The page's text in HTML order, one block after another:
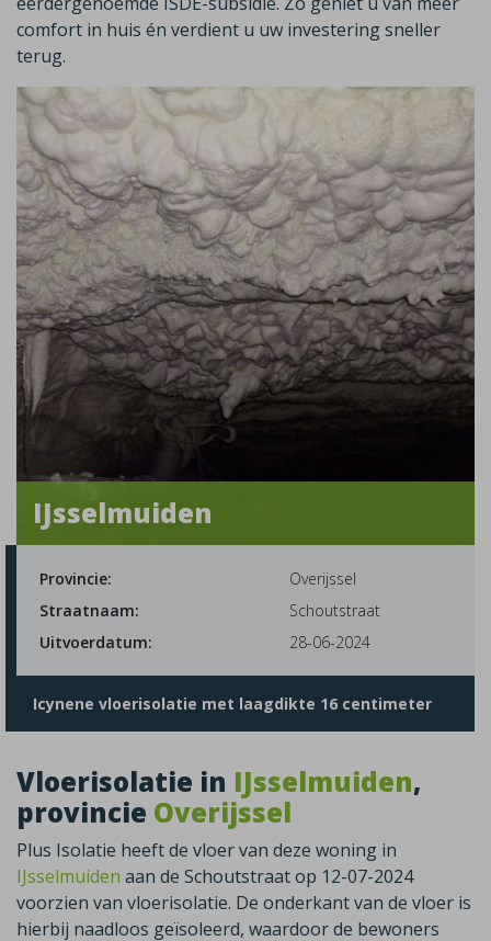
comfort in huis én verdient u uw investering sneller
terug.
IJsselmuiden
Provincie:
Overijssel
Straatnaam:
Schoutstraat
Uitvoerdatum:
28-06-2024
Icynene vloerisolatie met laagdikte 16 centimeter
Vloerisolatie in IJsselmuiden,
provincie Overijssel
Plus Isolatie heeft de vloer van deze woning in
IJsselmuiden aan de Schoutstraat op 12-07-2024
voorzien van vloerisolatie. De onderkant van de vloer is
hierbij naadloos geïsoleerd, waardoor de bewoners